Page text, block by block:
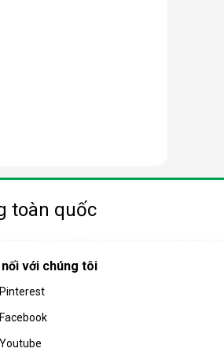
từ 10 - 50 lít/ngày.
suất càng thấp.
toàn quốc
nối với chúng tôi
Pinterest
Facebook
Youtube